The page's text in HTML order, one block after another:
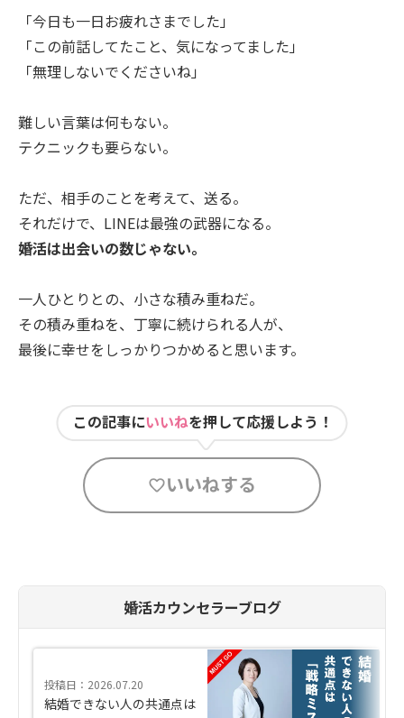
「今日も一日お疲れさまでした」
「この前話してたこと、気になってました」
「無理しないでくださいね」
難しい言葉は何もない。
テクニックも要らない。
ただ、相手のことを考えて、送る。
それだけで、LINEは最強の武器になる。
婚活は出会いの数じゃない。
一人ひとりとの、小さな積み重ねだ。
その積み重ねを、丁寧に続けられる人が、
最後に幸せをしっかりつかめると思います。
この記事にいいねを押して応援しよう！
いいねする
婚活カウンセラーブログ
投稿日：2026.07.20
結婚できない人の共通点は